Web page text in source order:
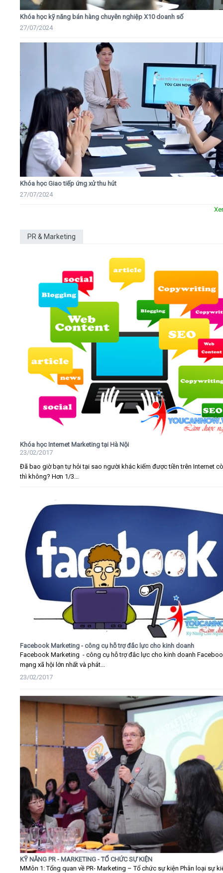
Khóa học kỹ năng bán hàng chuyên nghiệp X10 doanh số
27/07/2024
Khóa học Giao tiếp ứng xử thu hút
27/07/2024
PR & Marketing
Khóa học Internet Marketing tại Hà Nội
23/02/2017
Đã bao giờ bạn tự hỏi tại sao người khác kiếm được tiền trên Internet
thì không? Hơn 1/3...
Facebook Marketing - công cụ hỗ trợ đắc lực cho kinh doanh
Facebook Marketing - công cụ hỗ trợ đắc lực cho kinh doanh
mạng xã hội lớn nhất và phát...
23/02/2017
KỸ NĂNG PR - MARKETING - TỔ CHỨC SỰ KIỆN
MMôn 1: Tổng quan về PR- Marketing – Tổ chức sự kiện Phân loại sự